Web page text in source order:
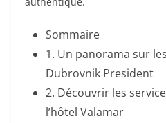
Sommaire
1. Un panorama sur
Dubrovnik President
2. Découvrir les
l’hôtel Valamar